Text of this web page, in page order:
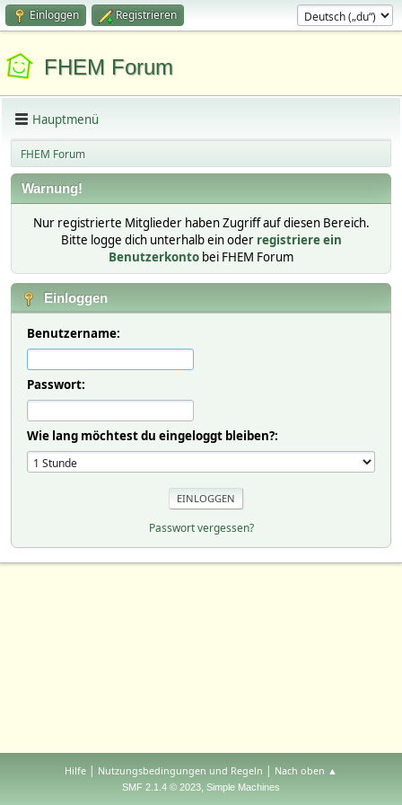
Einloggen Registrieren
FHEM Forum
Hauptmenü
FHEM Forum
Warnung!
Nur registrierte Mitglieder haben Zugriff auf diesen Bereich.
Bitte logge dich unterhalb ein oder registriere ein
Benutzerkonto bei FHEM Forum
Einloggen
Benutzername:
Passwort:
Wie lang möchtest du eingeloggt bleiben?:
Passwort vergessen?
Hilfe | Nutzungsbedingungen und Regeln | Nach oben ▲
SMF 2.1.4 © 2023, Simple Machines